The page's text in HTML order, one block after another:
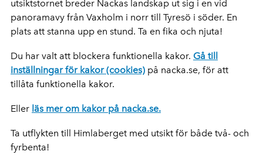
utsiktstornet breder Nackas landskap ut sig i en vid
panoramavy från Vaxholm i norr till Tyresö i söder. En
plats att stanna upp en stund. Ta en fika och njuta!
Du har valt att blockera funktionella kakor. Gå till
inställningar för kakor (cookies) på nacka.se, för att
tillåta funktionella kakor.
Eller läs mer om kakor på nacka.se.
Ta utflykten till Himlaberget med utsikt för både två- och
fyrbenta!